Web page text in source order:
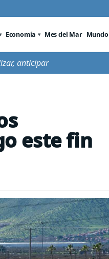
Economía Mes del Mar Mundo
anticipar
este fin